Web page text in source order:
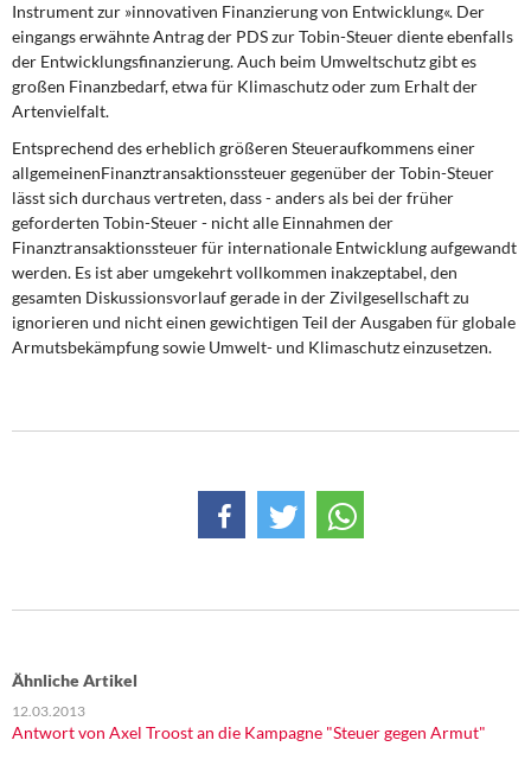
Instrument zur »innovativen Finanzierung von Entwicklung«. Der
eingangs erwähnte Antrag der PDS zur Tobin-Steuer diente ebenfalls
der Entwicklungsfinanzierung. Auch beim Umweltschutz gibt es
großen Finanzbedarf, etwa für Klimaschutz oder zum Erhalt der
Artenvielfalt.
Entsprechend des erheblich größeren Steueraufkommens einer
allgemeinenFinanztransaktionssteuer gegenüber der Tobin-Steuer
lässt sich durchaus vertreten, dass - anders als bei der früher
geforderten Tobin-Steuer - nicht alle Einnahmen der
Finanztransaktionssteuer für internationale Entwicklung aufgewandt
werden. Es ist aber umgekehrt vollkommen inakzeptabel, den
gesamten Diskussionsvorlauf gerade in der Zivilgesellschaft zu
ignorieren und nicht einen gewichtigen Teil der Ausgaben für globale
Armutsbekämpfung sowie Umwelt- und Klimaschutz einzusetzen.
Ähnliche Artikel
12.03.2013
Antwort von Axel Troost an die Kampagne "Steuer gegen Armut"